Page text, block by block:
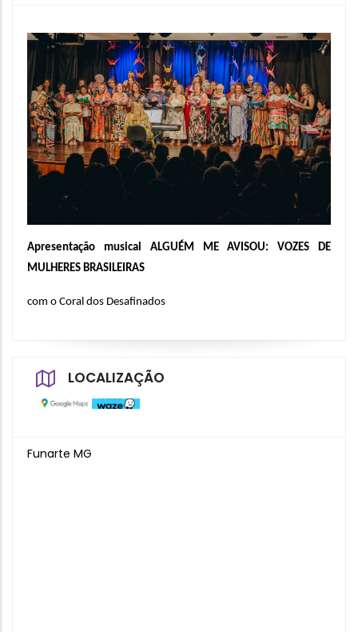
Apresentação musical ALGUÉM ME AVISOU: VOZES DE
MULHERES BRASILEIRAS
com o Coral dos Desafinados
LOCALIZAÇÃO
Funarte MG